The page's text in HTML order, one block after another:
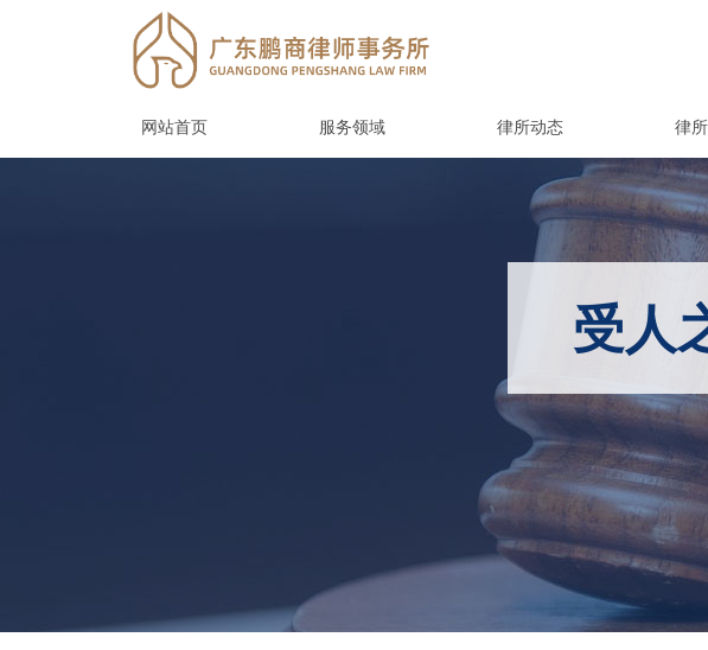
网站首页 服务领域 律所动态 律
受人